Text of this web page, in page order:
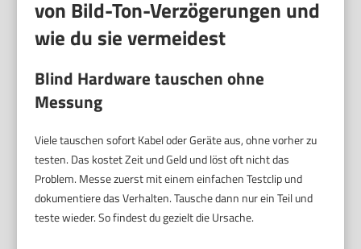
von Bild-Ton-Verzögerungen und
wie du sie vermeidest
Blind Hardware tauschen ohne
Messung
Viele tauschen sofort Kabel oder Geräte aus, ohne vorher zu
testen. Das kostet Zeit und Geld und löst oft nicht das
Problem. Messe zuerst mit einem einfachen Testclip und
dokumentiere das Verhalten. Tausche dann nur ein Teil und
teste wieder. So findest du gezielt die Ursache.